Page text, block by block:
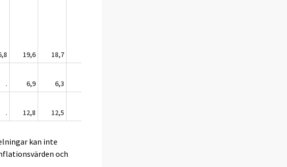
19,6 18,7
. 6,9
6,3
. 12,8 12,5
kan inte
och